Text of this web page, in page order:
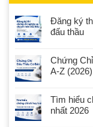
Đăng ký
đấu thầu
Chứng
A-Z (2026)
Tìm hiểu
nhất 2026